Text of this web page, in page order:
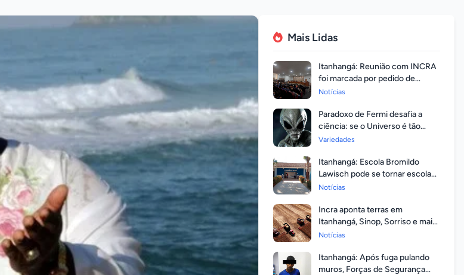
Mais Lidas
Itanhangá: Reunião com INCRA
foi marcada por pedido de
regularização pela população
Notícias
Paradoxo de Fermi desafia a
ciência: se o Universo é tão
vasto, por que ninguém
Variedades
Itanhangá: Escola Bromildo
Lawisch pode se tornar escola
cívico-militar
Notícias
Incra aponta terras em
Itanhangá, Sinop, Sorriso e mais
14 entre as com maior
Notícias
Itanhangá: Após fuga pulando
muros, Forças de Segurança